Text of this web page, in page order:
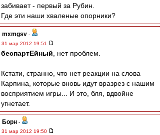
забивает - первый за Рубин.
Где эти наши хваленые опорники?
mxmgsv -
31 мар 2012 19:51
беспартЕйный , нет проблем.
Кстати, странно, что нет реакции на слова
Карпина, которые вновь идут вразрез с нашим
восприятием игры... И это, бля, вдвойне
угнетает.
Борн -
31 мар 2012 19:50